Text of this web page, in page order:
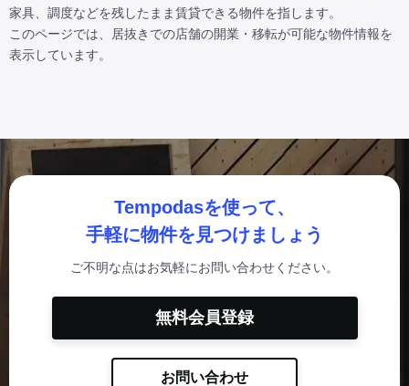
家具、調度などを残したまま賃貸できる物件を指します。
このページでは、居抜きでの店舗の開業・移転が可能な物件情報を
表示しています。
Tempodasを使って、
手軽に物件を見つけましょう
ご不明な点はお気軽にお問い合わせください。
無料会員登録
お問い合わせ